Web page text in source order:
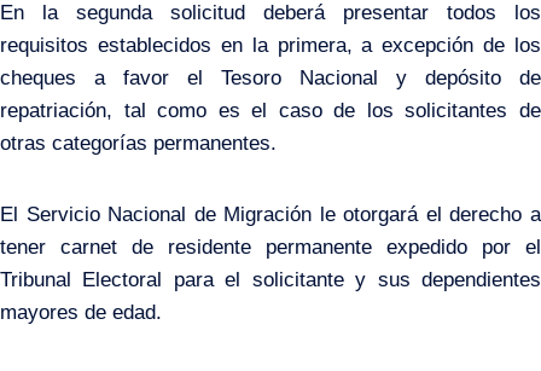
En la segunda solicitud deberá presentar todos los
requisitos establecidos en la primera, a excepción de los
cheques a favor el Tesoro Nacional y depósito de
repatriación, tal como es el caso de los solicitantes de
otras categorías permanentes.
El Servicio Nacional de Migración le otorgará el derecho a
tener carnet de residente permanente expedido por el
Tribunal Electoral para el solicitante y sus dependientes
mayores de edad.